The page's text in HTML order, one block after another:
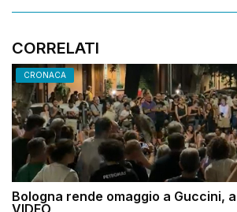
CORRELATI
CRONACA
Bologna rende omaggio a Guccini,